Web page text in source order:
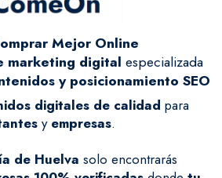
Mejor Online
marketing digital especializada
y posicionamiento SEO
digitales de calidad para
y empresas.
de Huelva solo encontrarás